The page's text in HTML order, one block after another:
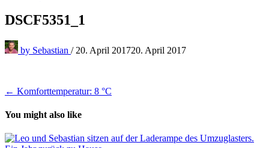
DSCF5351_1
by Sebastian / 20. April 201720. April 2017
Beitragsnavigation
← Komforttemperatur: 8 °C
You might also like